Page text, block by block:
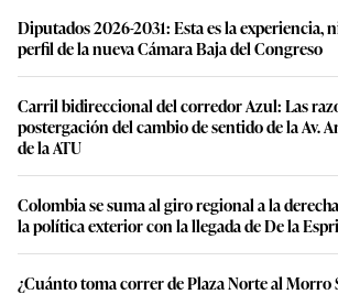
Diputados 2026-2031: Esta es la experiencia,
perfil de la nueva Cámara Baja del Congreso
Carril bidireccional del corredor Azul: Las
postergación del cambio de sentido de la Av.
de la ATU
Colombia se suma al giro regional a la
la política exterior con la llegada de De la
¿Cuánto toma correr de Plaza Norte al Morro